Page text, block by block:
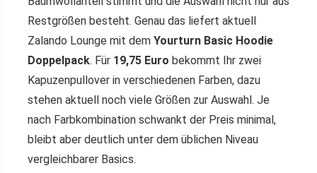
Restgrößen besteht. Genau das liefert aktuell
Zalando Lounge mit dem Yourturn Basic Hoodie
Doppelpack. Für 19,75 Euro bekommt Ihr zwei
Kapuzenpullover in verschiedenen Farben, dazu
stehen aktuell noch viele Größen zur Auswahl. Je
nach Farbkombination schwankt der Preis minimal,
bleibt aber deutlich unter dem üblichen Niveau
vergleichbarer Basics.